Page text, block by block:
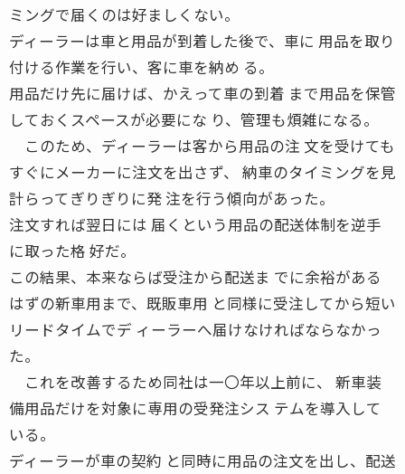
ミングで届くのは好ましくない。
ディーラーは車と用品が到着した後で、車に 用品を取り
付ける作業を行い、客に車を納め る。
用品だけ先に届けば、かえって車の到着 まで用品を保管
しておくスペースが必要にな り、管理も煩雑になる。
このため、ディーラーは客から用品の注 文を受けても
すぐにメーカーに注文を出さず、 納車のタイミングを見
計らってぎりぎりに発 注を行う傾向があった。
注文すれば翌日には 届くという用品の配送体制を逆手
に取った格 好だ。
この結果、本来ならば受注から配送ま でに余裕がある
はずの新車用まで、既販車用 と同様に受注してから短い
リードタイムでデ ィーラーへ届けなければならなかっ
た。
これを改善するため同社は一〇年以上前に、 新車装
備用品だけを対象に専用の受発注シス テムを導入して
いる。
ディーラーが車の契約 と同時に用品の注文を出し、配送